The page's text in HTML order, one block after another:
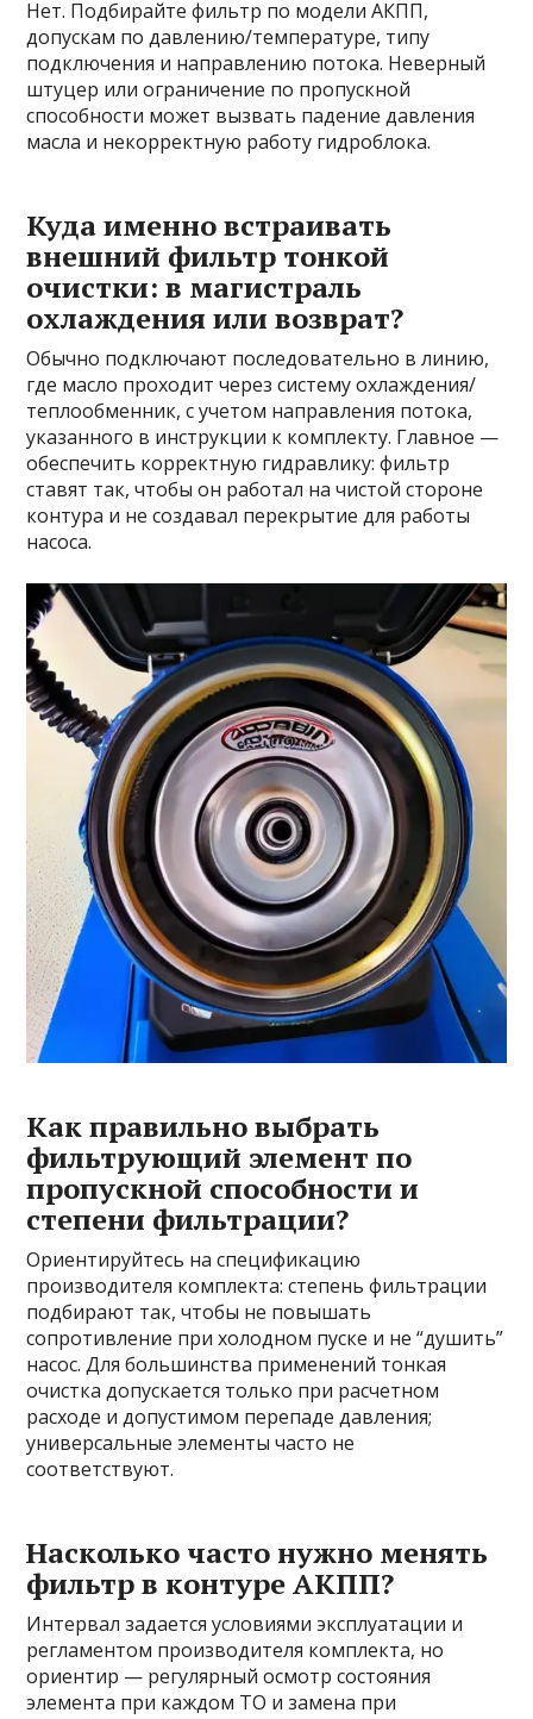
Нет. Подбирайте фильтр по модели АКПП,
допускам по давлению/температуре, типу
подключения и направлению потока. Неверный
штуцер или ограничение по пропускной
способности может вызвать падение давления
масла и некорректную работу гидроблока.
Куда именно встраивать
внешний фильтр тонкой
очистки: в магистраль
охлаждения или возврат?
Обычно подключают последовательно в линию,
где масло проходит через систему охлаждения/
теплообменник, с учетом направления потока,
указанного в инструкции к комплекту. Главное —
обеспечить корректную гидравлику: фильтр
ставят так, чтобы он работал на чистой стороне
контура и не создавал перекрытие для работы
насоса.
Как правильно выбрать
фильтрующий элемент по
пропускной способности и
степени фильтрации?
Ориентируйтесь на спецификацию
производителя комплекта: степень фильтрации
подбирают так, чтобы не повышать
сопротивление при холодном пуске и не “душить”
насос. Для большинства применений тонкая
очистка допускается только при расчетном
расходе и допустимом перепаде давления;
универсальные элементы часто не
соответствуют.
Насколько часто нужно менять
фильтр в контуре АКПП?
Интервал задается условиями эксплуатации и
регламентом производителя комплекта, но
ориентир — регулярный осмотр состояния
элемента при каждом ТО и замена при